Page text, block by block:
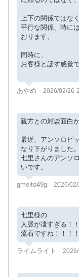
上下の関係ではなく
平行な関係、時に
おります。
同時に、
お客様と話す感覚
あやめ 2026/02/26
親方との対談面白
最近、アンソロピ
なり下がりました。
七里さんのアンソ
いです。
gmeito49g 2026/
七里様の
人脈が凄すぎる！！
流石ですね！！！！
ライムライト